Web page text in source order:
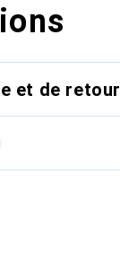
et de retour